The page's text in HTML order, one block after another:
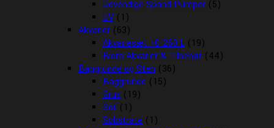
Udvendige Spand Pumper (5)
UV (1)
Akvarier (63)
Akvariesæt 10-260 L (19)
Biorb Akvarier & Tilbehør (44)
Baggrunde og Sten (36)
Baggrunde (15)
Grus (19)
Soil (1)
Substrate (1)